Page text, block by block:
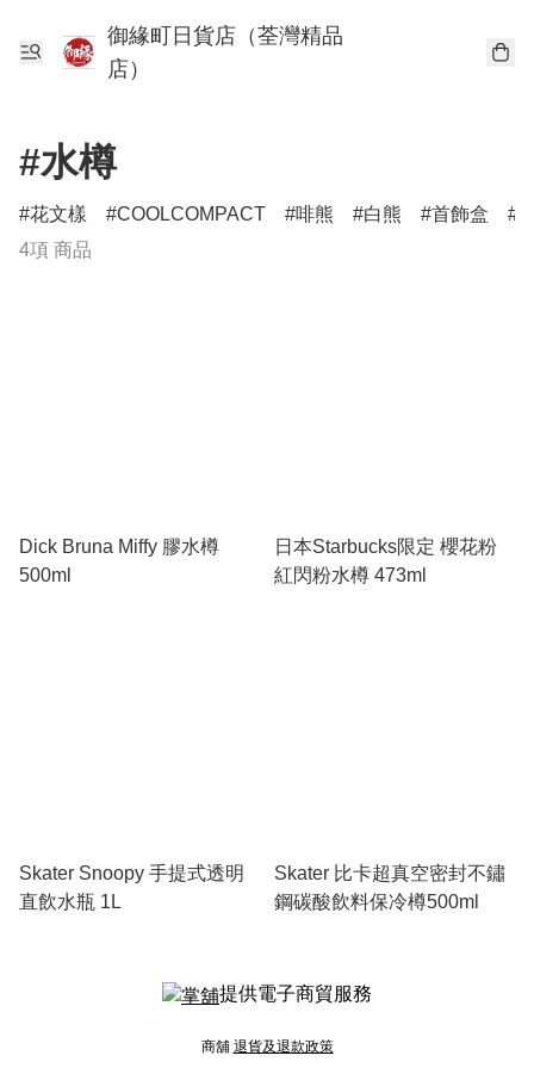
御緣町日貨店（荃灣精品
店）
#水樽
花文樣 COOLCOMPACT 啡熊 白熊 首飾盒
4項 商品
Dick Bruna Miffy 膠水樽
500ml
日本Starbucks限定 櫻花粉
紅閃粉水樽 473ml
Skater Snoopy 手提式透明
直飲水瓶 1L
Skater 比卡超真空密封不鏽
鋼碳酸飲料保冷樽500ml
提供電子商貿服務
商舖 退貨及退款政策